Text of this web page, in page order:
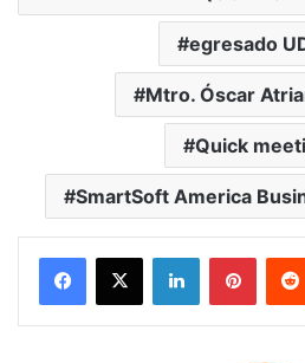
egresado
Mtro. Óscar
Quick
SmartSoft America
LinkedIn